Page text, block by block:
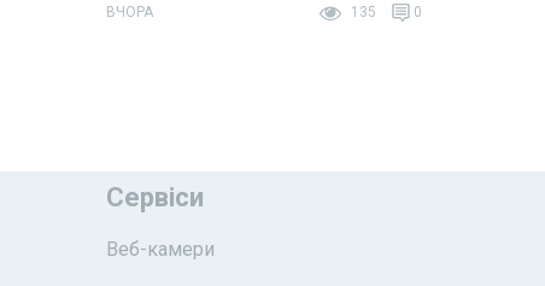
ВЧОРА 135 0
Сервіси
Веб-камери